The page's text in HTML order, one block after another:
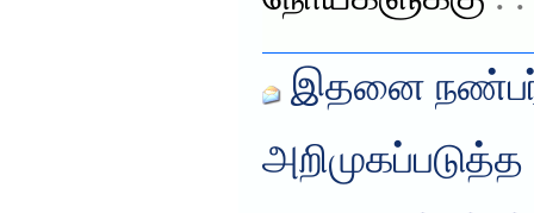
இதனை
அறிமுகப்படுத்த